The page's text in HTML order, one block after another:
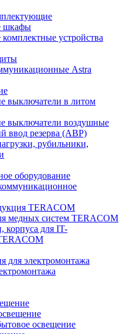
шкафы
устройства
Astra
выключатели в литом
выключатели воздушные
ввод резерва (АВР)
рубильники,
оборудование
TERACOM
медных систем TERACOM
для IT-
для электромонтажа
освещение